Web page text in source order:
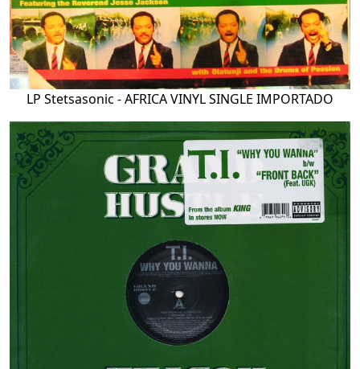
LP Stetsasonic - AFRICA VINYL SINGLE IMPORTADO